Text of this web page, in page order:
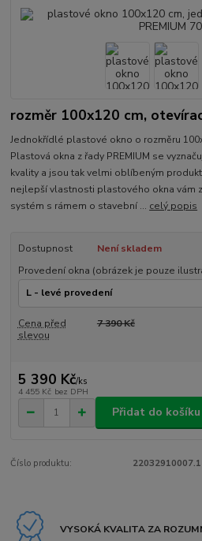
rozměr 100x120 cm,
Jednokřídlé plastové okno o rozměru
Plastová okna z řady PREMIUM se
kvality a jsou tak velmi oblíbeným
nejlepší vlastnosti plastového okna vám
systém s rámem o stavební ... celý popis
Dostupnost
Není skladem
Provedení okna (obrázek je pouze
Cena před
slevou
7 390 Kč
5 390 Kč/ks
4 455 Kč bez DPH
Přidat do košíku
Číslo produktu: 22032910007.1
VYSOKÁ KVALITA ZA